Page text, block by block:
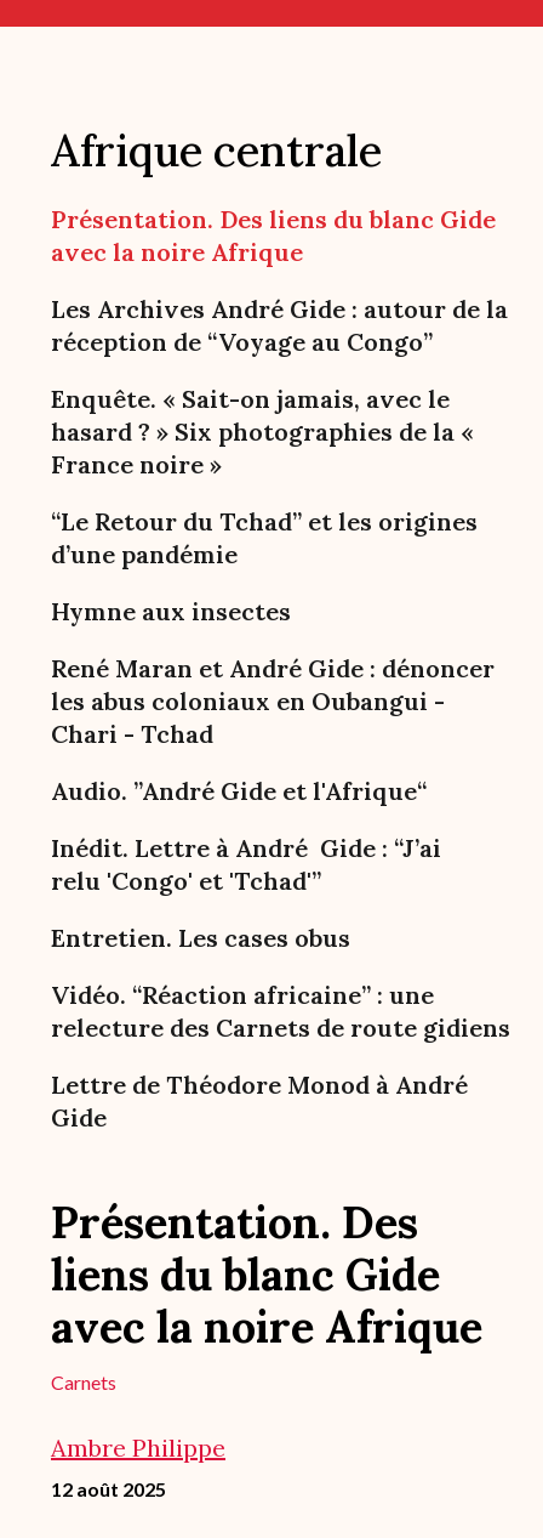
Afrique centrale
Présentation. Des liens du blanc Gide
avec la noire Afrique
Les Archives André Gide : autour de la
réception de “Voyage au Congo”
Enquête. « Sait-on jamais, avec le
hasard ? » Six photographies de la «
France noire »
“Le Retour du Tchad” et les origines
d’une pandémie
Hymne aux insectes
René Maran et André Gide : dénoncer
les abus coloniaux en Oubangui -
Chari - Tchad
Audio. ”André Gide et l'Afrique“
Inédit. Lettre à André Gide : “J’ai
relu 'Congo' et 'Tchad'”
Entretien. Les cases obus
Vidéo. “Réaction africaine” : une
relecture des Carnets de route gidiens
Lettre de Théodore Monod à André
Gide
Présentation. Des
liens du blanc Gide
avec la noire Afrique
Carnets
Ambre Philippe
12 août 2025